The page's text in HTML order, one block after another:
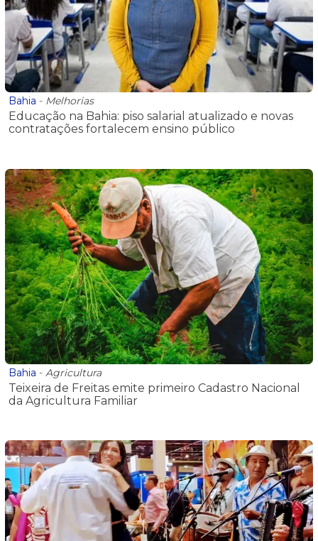
Bahia - Melhorias
Educação na Bahia: piso salarial atualizado e novas
contratações fortalecem ensino público
Bahia - Agricultura
Teixeira de Freitas emite primeiro Cadastro Nacional
da Agricultura Familiar